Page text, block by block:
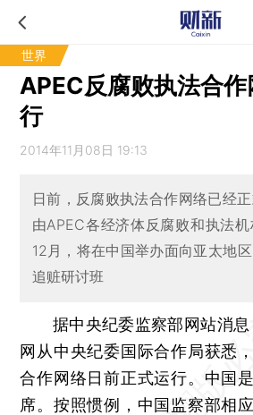
世界
APEC反腐败执法合
行
2014年11月08日 19:13
日前，反腐败执法合作网络已经
由APEC各经济体反腐败和执法
12月，将在中国举办面向亚太地
追赃研讨班
据中央纪委监察部网站消息
网从中央纪委国际合作局获悉
合作网络日前正式运行。中国
席。按照惯例，中国监察部相